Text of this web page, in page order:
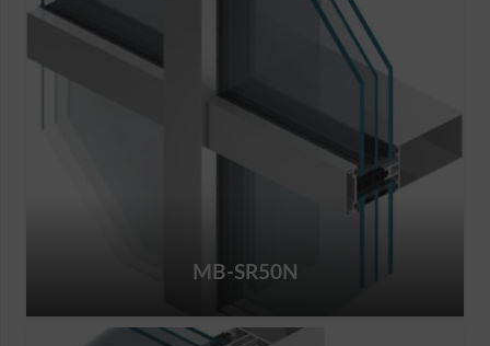
MB-SR50N